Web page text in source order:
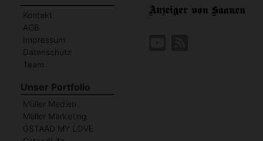
Kontakt
AGB
Impressum
Datenschutz
Team
Unser Portfolio
Müller Medien
Müller Marketing
GSTAAD MY LOVE